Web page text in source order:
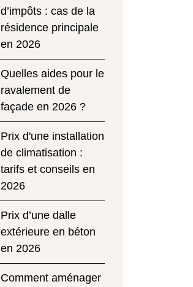
d’impôts : cas de la
résidence principale
en 2026
Quelles aides pour le
ravalement de
façade en 2026 ?
Prix d'une installation
de climatisation :
tarifs et conseils en
2026
Prix d’une dalle
extérieure en béton
en 2026
Comment aménager